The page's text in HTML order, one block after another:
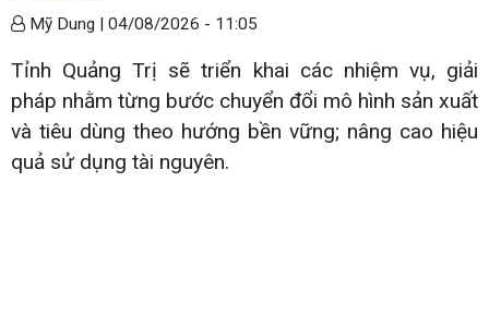
Mỹ Dung | 04/08/2026 - 11:05
Tỉnh Quảng Trị sẽ triển khai các nhiệm vụ, giải
pháp nhằm từng bước chuyển đổi mô hình sản xuất
và tiêu dùng theo hướng bền vững; nâng cao hiệu
quả sử dụng tài nguyên.